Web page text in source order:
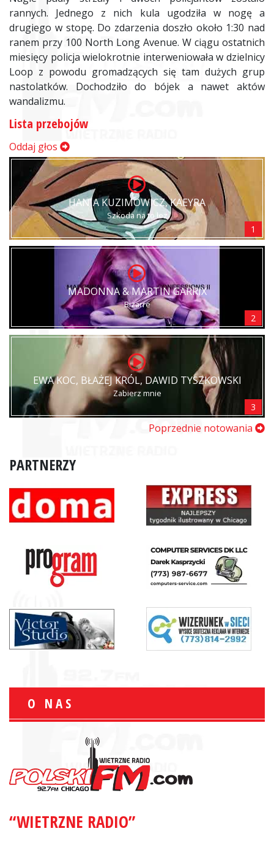
rannych. Jednego z nich kula ugodziła w nogę a
drugiego w stopę. Do zdarzenia doszło około 1:30 nad
ranem przy 100 North Long Avenue. W ciągu ostatnich
miesięcy policja wielokrotnie interweniowała w dzielnicy
Loop z powodu gromadzących się tam dużych grup
nastolatków. Dochodziło do bójek a nawet aktów
wandalizmu.
Lista przebojów
Oddaj głos
HANIA KUZIMOWICZ, KAEYRA
Szkoda na to łez
1
MADONNA & MARTIN GARRIX
Bizarre
2
EWA KOC, BŁAŻEJ KRÓL, DAWID TYSZKOWSKI
Zabierz mnie
3
Poprzednie notowania
PARTNERZY
O NAS
“WIETRZNE RADIO”